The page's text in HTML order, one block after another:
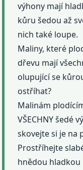
výhony mají
kůru šedou až
nich také loupe.
Maliny, které
dřevu mají
olupující se
ostříhat?
Malinám
VŠECHNY šedé
skovejte si je na
Prostříhejte
hnědou hladkou